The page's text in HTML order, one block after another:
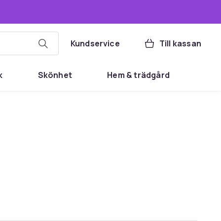
Kundservice Till kassan
Skönhet Hem & trädgård